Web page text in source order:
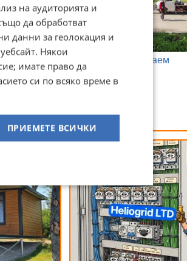
на дървета
Автовишки под наем
гр. Перник
на аудиторията и
да обработват
данни за геолокация и
Някои
имате право да
си по всяко време в
ПРИЕМЕТЕ ВСИЧКИ